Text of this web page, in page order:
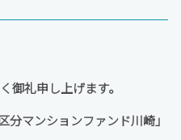
御礼申し上げます。
分マンションファンド川崎」